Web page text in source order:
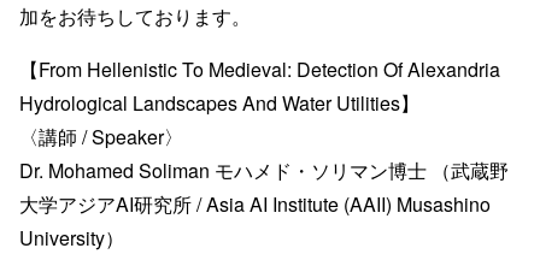
加をお待ちしております。
【From Hellenistic To Medieval: Detection Of Alexandria
Hydrological Landscapes And Water Utilities】
〈講師 / Speaker〉
Dr. Mohamed Soliman モハメド・ソリマン博士 （武蔵野
大学アジアAI研究所 / Asia AI Institute (AAII) Musashino
University）